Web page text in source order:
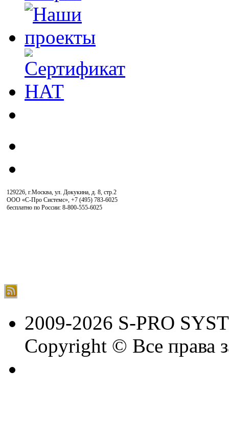
129226, г.Москва, ул. Докукина, д. 8, стр.2
ООО «С-Про Системс», +7 (495) 783-6025
бесплатно по России: 8-800-555-6025
2009-2026 S-PRO
Copyright © Все права